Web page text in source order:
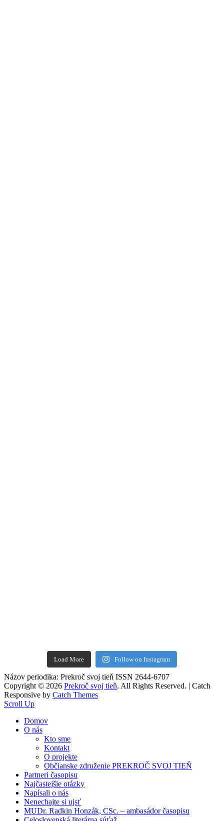
Load More Follow on Instagram
Názov periodika: Prekroč svoj tieň ISSN 2644-6707
Copyright © 2026 Prekroč svoj tieň. All Rights Reserved. | Catch
Responsive by Catch Themes
Scroll Up
Domov
O nás
Kto sme
Kontakt
O projekte
Občianske združenie PREKROČ SVOJ TIEŇ
Partneri časopisu
Najčastejšie otázky
Napísali o nás
Nenechajte si ujsť
MUDr. Radkin Honzák, CSc. – ambasádor časopisu